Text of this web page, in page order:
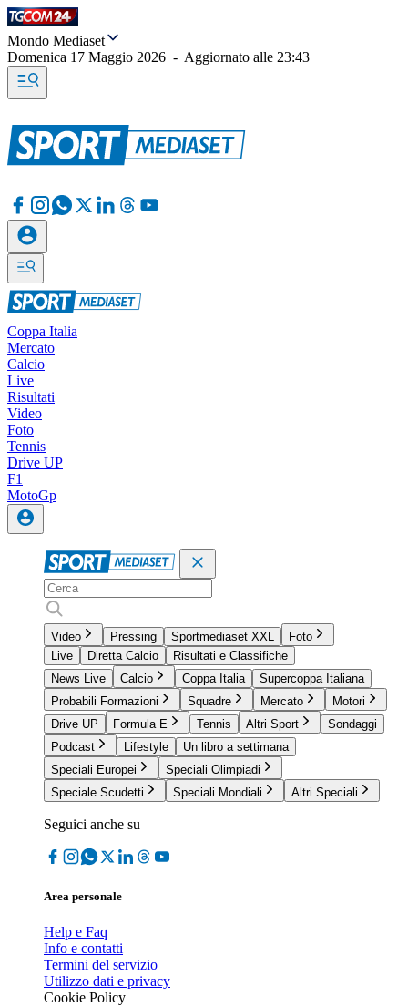
Mondo Mediaset
Domenica 17 Maggio 2026 - Aggiornato alle 23:43
Coppa Italia
Mercato
Calcio
Live
Risultati
Video
Foto
Tennis
Drive UP
F1
MotoGp
Video Pressing Sportmediaset XXL
Foto
Live
Diretta Calcio
Risultati e Classifiche
News Live
Calcio Coppa Italia
Supercoppa Italiana
Probabili Formazioni
Squadre Mercato
Motori
Drive UP
Formula E Tennis Altri Sport
Sondaggi
Podcast
Lifestyle
Un libro a settimana
Speciali Europei
Speciali Olimpiadi
Speciale Scudetti
Speciali Mondiali Altri Speciali
Seguici anche su
Area personale
Help e Faq
Info e contatti
Termini del servizio
Utilizzo dati e privacy
Cookie Policy